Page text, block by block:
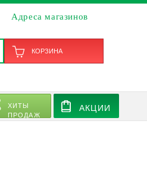
Адреса магазинов
КОРЗИНА
ХИТЫ
ПРОДАЖ
АКЦИИ